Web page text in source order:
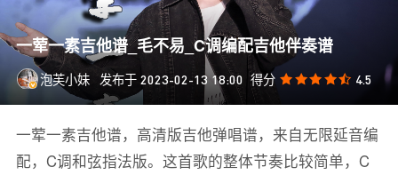
一荤一素吉他谱_毛不易_C调编配吉他伴奏谱
泡芙小妹 发布于 2023-02-13 18:00 得分 4.5
一荤一素吉他谱，高清版吉他弹唱谱，来自无限延音编
配，C调和弦指法版。这首歌的整体节奏比较简单，C